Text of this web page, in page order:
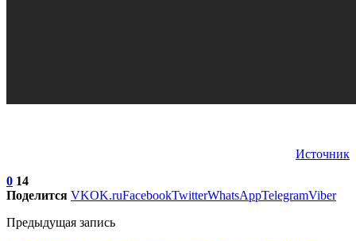
Источник
0 14
Поделится VKOK.ruFacebookTwitterWhatsAppTelegramViber
Предыдущая запись